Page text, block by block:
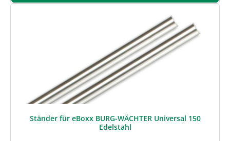
Ständer für eBoxx BURG-WÄCHTER Universal 150
Edelstahl